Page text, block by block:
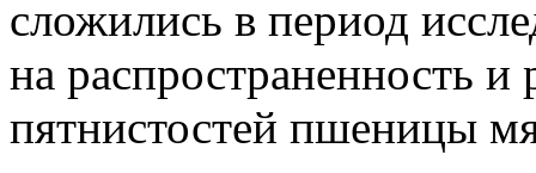
сложились в период
на распространенность и
пятнистостей пшеницы